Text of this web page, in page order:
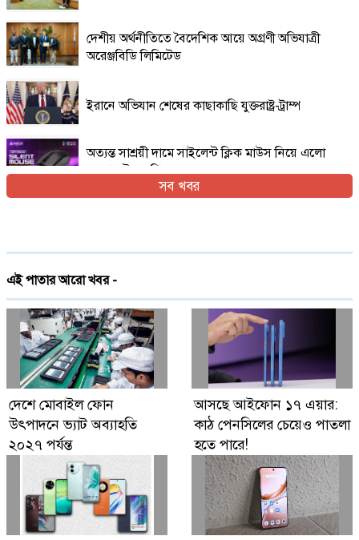
দেশীয় অর্থনীতিতে বৈদেশিক আয়ে অগ্রণী অভিযাত্রী
অরেঞ্জবিডি লিমিটেড
ইরানে অভিযান শেষের কাছাকাছি যুক্তরাষ্ট্র-ট্রাম্প
অত্যন্ত সাশ্রয়ী দামে সাইলেন্ট ক্লিক মাউস নিয়ে এলো
এফোরটেক ওপি-৫৫০এস
চালু
গ্লোবাল ব্র্যান্ড পিএলসি নিয়ে এলো লেনোভো ঈদ
ফেস্টিভাল অফার
Digital Economy Can Power Inclusive
Growth and Innovation
সব খবর
এই পাতার আরো খবর -
দেশে মোবাইল ফোন
উৎপাদনে ভ্যাট অব্যাহতি
২০২৭ পর্যন্ত
আসছে আইফোন ১৭ এয়ার:
কাঠ পেনসিলের চেয়েও পাতলা
হতে পারে!